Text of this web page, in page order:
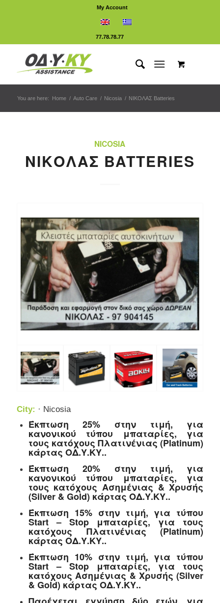
My Account
77.78.78.77
You are here: Home / Auto Care / Nicosia / ΝΙΚΟΛΑΣ Batteries
NICOSIA
ΝΙΚΟΛΑΣ BATTERIES
City: · Nicosia
Έκπτωση 25% στην τιμή, για
κανονικού τύπου μπαταρίες, για
τους κατόχους Πλατινένιας (Platinum)
κάρτας ΟΔ.Υ.ΚΥ..
Έκπτωση 20% στην τιμή, για
κανονικού τύπου μπαταρίες, για
τους κατόχους Ασημένιας & Χρυσής
(Silver & Gold) κάρτας ΟΔ.Υ.ΚΥ..
Έκπτωση 15% στην τιμή, για τύπου
Start – Stop μπαταρίες, για τους
κατόχους Πλατινένιας (Platinum)
κάρτας ΟΔ.Υ.ΚΥ..
Έκπτωση 10% στην τιμή, για τύπου
Start – Stop μπαταρίες, για τους
κατόχους Ασημένιας & Χρυσής (Silver
& Gold) κάρτας ΟΔ.Υ.ΚΥ..